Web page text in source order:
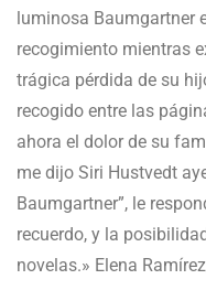
luminosa Baumgartner
recogimiento mientras
trágica pérdida de su
recogido entre las
ahora el dolor de su
me dijo Siri Hustvedt
Baumgartner”, le
recuerdo, y la
novelas.» Elena